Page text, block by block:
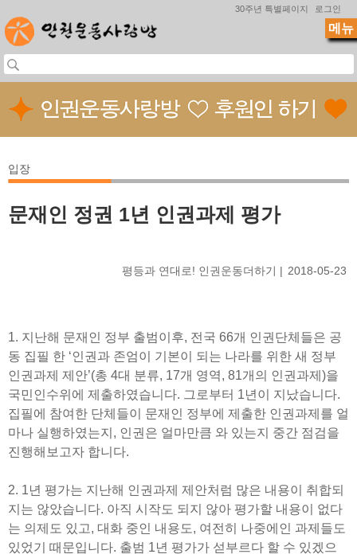
30주년 특별페이지 로그인
입장
문재인 정권 1년 인권과제 평가
평등과 연대로! 인권운동더하기 2018-05-23
1. 지난해 문재인 정부 출범이후, 전국 66개 인권단체들은 공
동 집필 한 ‘인권과 존엄이 기본이 되는 나라를 위한 새 정부
인권과제 제안’(총 4대 분류, 17개 영역, 81개의 인권과제)을
국민인수위에 제출하였습니다. 그로부터 1년이 지났습니다.
집필에 참여한 단체들이 문재인 정부에 제출한 인권과제를 얼
마나 실행하였는지, 인권은 얼마만큼 와 있는지 중간 점검을
진행해보고자 합니다.
2. 1년 평가는 지난해 인권과제 제안처럼 많은 내용이 취합되
지는 않았습니다. 아직 시작도 되지 않아 평가할 내용이 없다
는 의제도 있고, 대화 중인 내용도, 여전히 나중에인 과제들도
있었기 때문입니다. 출범 1년 평가가 섣부르다 할 수 있겠으
메뉴